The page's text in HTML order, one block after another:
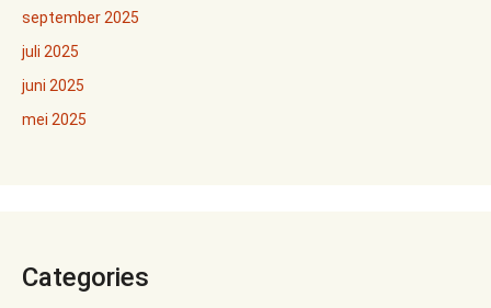
september 2025
juli 2025
juni 2025
mei 2025
Categories